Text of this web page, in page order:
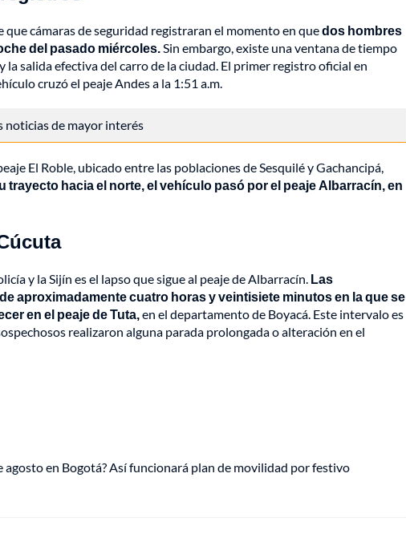
cámaras de seguridad registraran el momento en quedos hombres
del pasado miércoles.Sin embargo, existe una ventana de tiempo
salida efectiva del carro de la ciudad. El primer registro oficial en
cruzó el peaje Andes a la 1:51 a.m.
noticias de mayor interés
El Roble, ubicado entre las poblaciones de Sesquilé y Gachancipá,
trayecto hacia el norte, el vehículo pasó por el peaje Albarracín, en
y la Sijín es el lapso que sigue al peaje de Albarracín. Las
aproximadamente cuatro horas y veintisiete minutos en la que se
en el peaje de Tuta,en el departamento de Boyacá. Este intervalo es
realizaron alguna parada prolongada o alteración en el
agosto en Bogotá? Así funcionará plan de movilidad por festivo